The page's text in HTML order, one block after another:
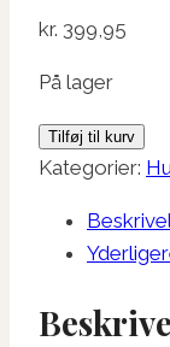
kr. 399,95
På lager
Nordic
Paws
Hundeseng
Beige
Tilføj til kurv
Kategorier: